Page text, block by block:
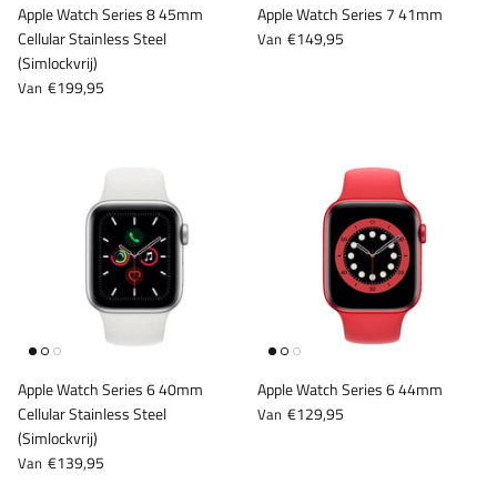
Apple Watch Series 8 45mm
Cellular Stainless Steel
(Simlockvrij)
Van €199,95
Apple Watch Series 7 41mm
Van €149,95
Apple Watch Series 6 40mm
Cellular Stainless Steel
(Simlockvrij)
Van €139,95
Apple Watch Series 6 44mm
Van €129,95